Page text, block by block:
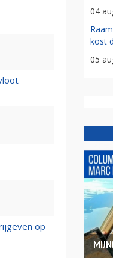
op
04
kost
05